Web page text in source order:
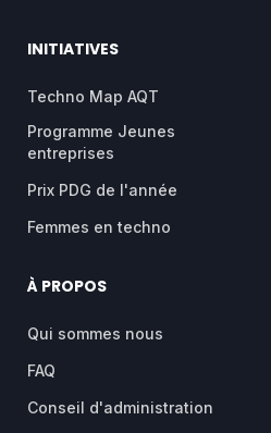
INITIATIVES
Techno Map AQT
Programme Jeunes
entreprises
Prix PDG de l'année
Femmes en techno
À PROPOS
Qui sommes nous
FAQ
Conseil d'administration